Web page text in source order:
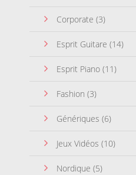
Corporate (3)
Esprit Guitare (14)
Esprit Piano (11)
Fashion (3)
Génériques (6)
Jeux Vidéos (10)
Nordique (5)